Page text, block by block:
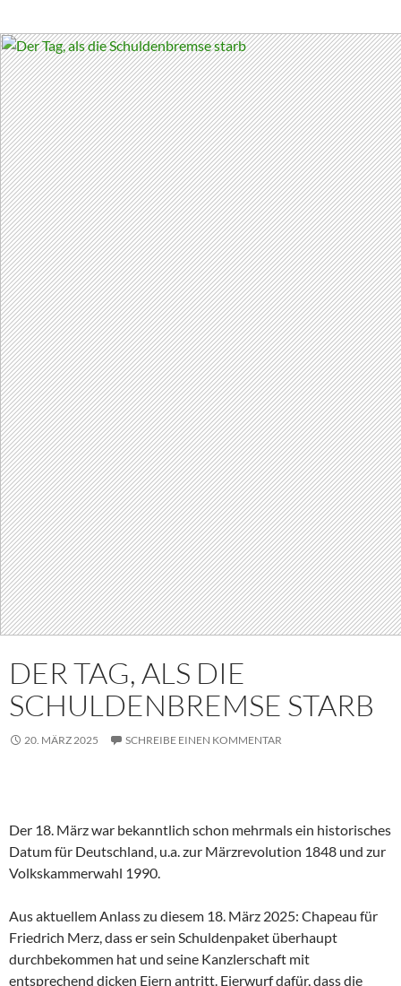
DER TAG, ALS DIE
SCHULDENBREMSE STARB
20. MÄRZ 2025 SCHREIBE EINEN KOMMENTAR
Der 18. März war bekanntlich schon mehrmals ein historisches
Datum für Deutschland, u.a. zur Märzrevolution 1848 und zur
Volkskammerwahl 1990.
Aus aktuellem Anlass zu diesem 18. März 2025: Chapeau für
Friedrich Merz, dass er sein Schuldenpaket überhaupt
durchbekommen hat und seine Kanzlerschaft mit
entsprechend dicken Eiern antritt. Eierwurf dafür, dass die